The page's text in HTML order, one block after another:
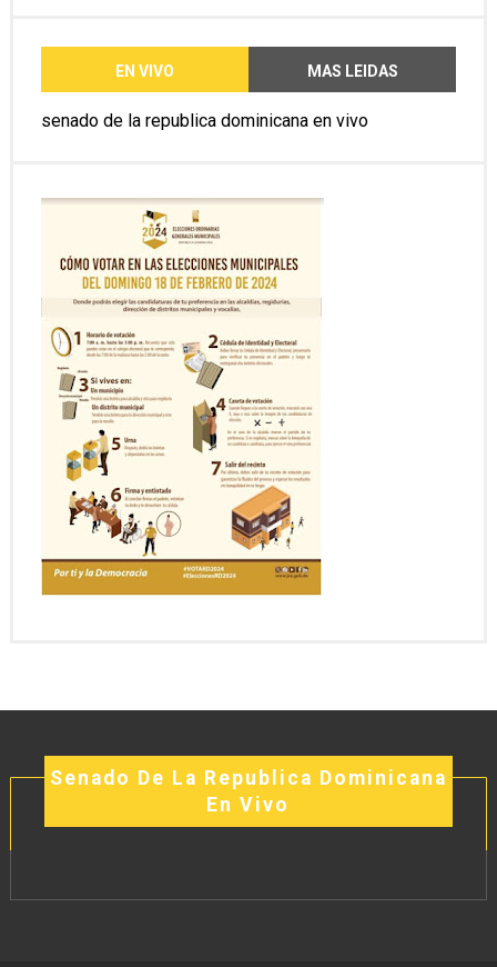
EN VIVO MAS LEIDAS
senado de la republica dominicana en vivo
Senado De La Republica Dominicana
En Vivo